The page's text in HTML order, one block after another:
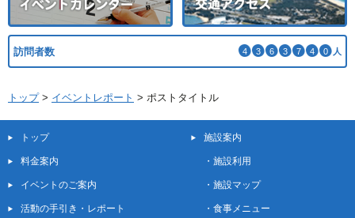
訪問者数 4 3 6 3 7 4 0 人
トップ> イベントレポート > ポストタイトル
トップ
料金案内
イベントのご案内
活動の手引き・レポート
施設案内
・施設利用
・施設マップ
・食事メニュー